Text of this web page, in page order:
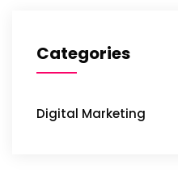
Categories
Digital Marketing